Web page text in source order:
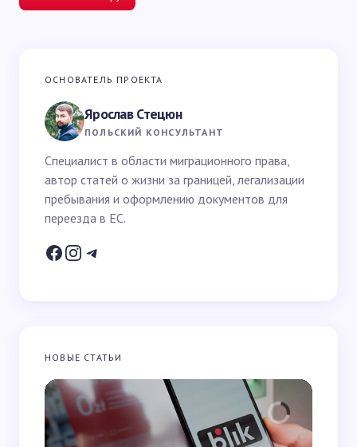
Ваш адрес email не будет опубликован.
Ваш вопрос *
Ваше имя *
Email *
Запомнить имя и email для следующих
комментариев
Отправить
ОСНОВАТЕЛЬ ПРОЕКТА
Ярослав Стецюн
ПОЛЬСКИЙ КОНСУЛЬТАНТ
Специалист в области миграционного права,
автор статей о жизни за границей, легализации
пребывания и оформлению документов для
переезда в ЕС.
НОВЫЕ СТАТЬИ